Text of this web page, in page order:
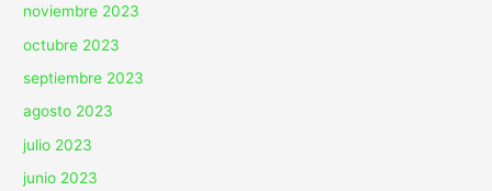
noviembre 2023
octubre 2023
septiembre 2023
agosto 2023
julio 2023
junio 2023